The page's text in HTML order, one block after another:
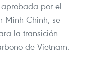
por el
Minh Chinh, se
la transición
de Vietnam.